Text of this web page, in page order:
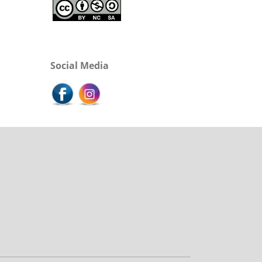
Social Media